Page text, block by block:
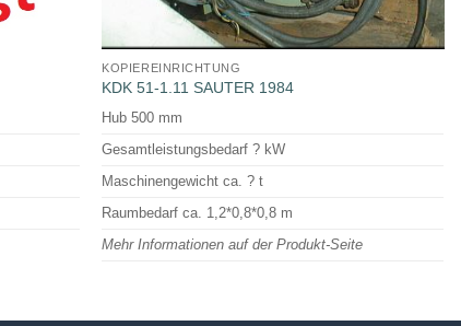
KOPIEREINRICHTUNG
KDK 51-1.11 SAUTER 1984
Hub 500 mm
Gesamtleistungsbedarf ? kW
Maschinengewicht ca. ? t
Raumbedarf ca. 1,2*0,8*0,8 m
Mehr Informationen auf der Produkt-Seite